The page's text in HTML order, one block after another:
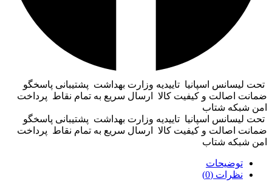
تحت لیسانس اسپانیا تاییدیه وزارت بهداشت پشتیبانی پاسخگو
ضمانت اصالت و کیفیت کالا
ارسال سریع به تمام نقاط پرداخت
امن شبکه شتاب
تحت لیسانس اسپانیا تاییدیه وزارت بهداشت پشتیبانی پاسخگو
ضمانت اصالت و کیفیت کالا
ارسال سریع به تمام نقاط پرداخت
امن شبکه شتاب
توضیحات
نظرات (0)